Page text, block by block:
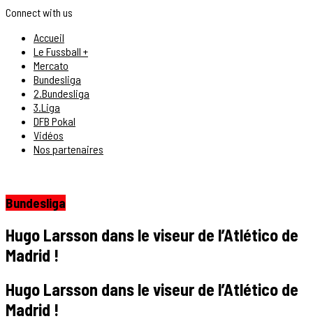
Connect with us
Accueil
Le Fussball +
Mercato
Bundesliga
2.Bundesliga
3.Liga
DFB Pokal
Vidéos
Nos partenaires
Bundesliga
Hugo Larsson dans le viseur de l’Atlético de
Madrid !
Hugo Larsson dans le viseur de l’Atlético de
Madrid !